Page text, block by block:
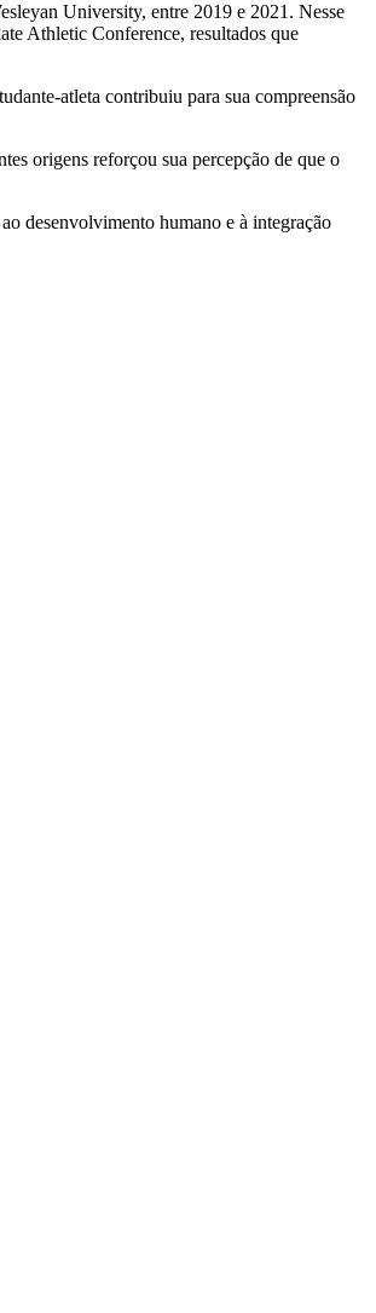
University, entre 2019 e 2021. Nesse
Athletic Conference, resultados que
atleta contribuiu para sua compreensão
origens reforçou sua percepção de que o
desenvolvimento humano e à integração